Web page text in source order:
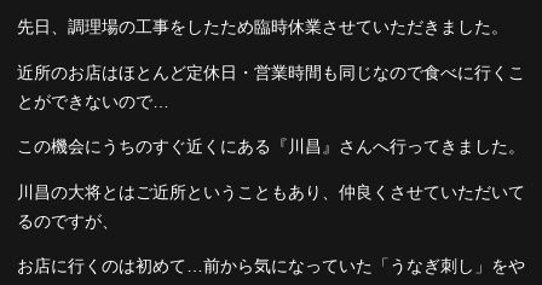
先日、調理場の工事をしたため臨時休業させていただきました。
近所のお店はほとんど定休日・営業時間も同じなので食べに行くこ
とができないので…
この機会にうちのすぐ近くにある『川昌』さんへ行ってきました。
川昌の大将とはご近所ということもあり、仲良くさせていただいて
るのですが、
お店に行くのは初めて…前から気になっていた「うなぎ刺し」をや